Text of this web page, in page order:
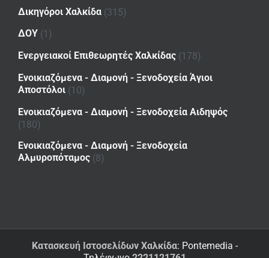
Δικηγόροι Χαλκίδα (315)
ΔΟΥ (1)
Ενεργειακοί Επιθεωρητές Χαλκίδας (178)
Ενοικιαζόμενα - Διαμονή - Ξενοδοχεία Άγιοι
Αποστόλοι (10)
Ενοικιαζόμενα - Διαμονή - Ξενοδοχεία Αιδηψός
(180)
Ενοικιαζόμενα - Διαμονή - Ξενοδοχεία
Αλμυροπόταμος (8)
Κατασκευή Ιστοσελίδων Χαλκίδα: Pontemedia -